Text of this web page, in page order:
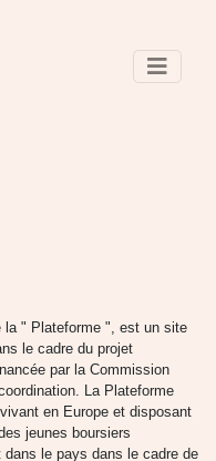
la " Plateforme ", est un site
le cadre du projet
par la Commission
La Plateforme
en Europe et disposant
jeunes boursiers
dans le pays dans le cadre de